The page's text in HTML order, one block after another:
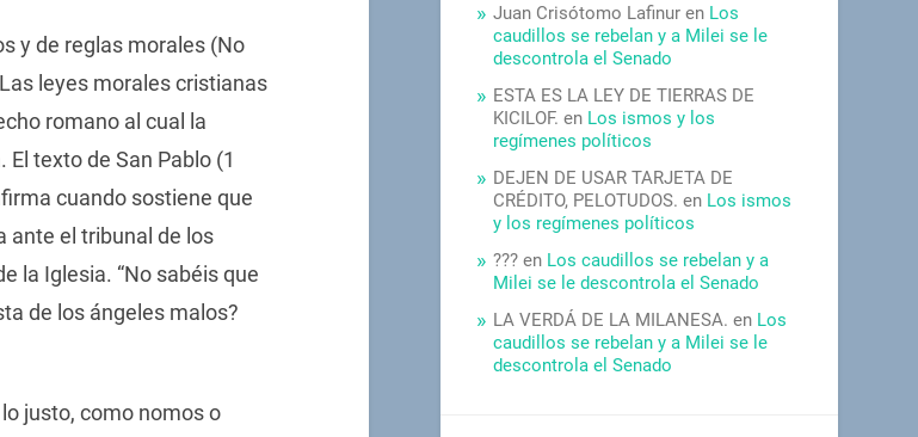
y de reglas morales (No
leyes morales cristianas
romano al cual la
texto de San Pablo (1
cuando sostiene que
ante el tribunal de los
la Iglesia. “No sabéis que
de los ángeles malos?
justo, como nomos o
Juan Crisótomo Lafinur en Los
caudillos se rebelan y a Milei se le
descontrola el Senado
ESTA ES LA LEY DE TIERRAS DE
KICILOF. en Los ismos y los
regímenes políticos
DEJEN DE USAR TARJETA DE
CRÉDITO, PELOTUDOS. en Los ismos
y los regímenes políticos
??? en Los caudillos se rebelan y a
Milei se le descontrola el Senado
LA VERDÁ DE LA MILANESA. en Los
caudillos se rebelan y a Milei se le
descontrola el Senado